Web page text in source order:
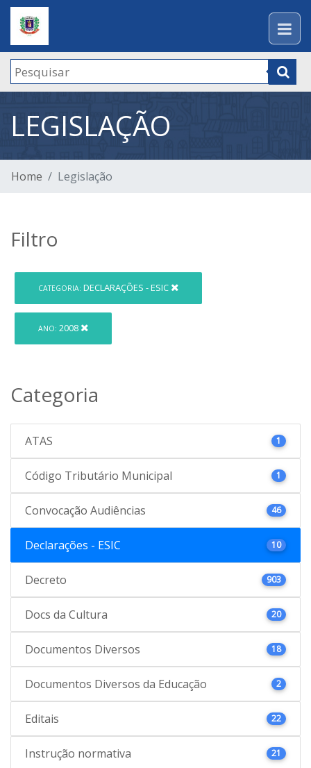
LEGISLAÇÃO
Home Legislação
Filtro
CATEGORIA: DECLARAÇÕES - ESIC
ANO: 2008
Categoria
ATAS 1
Código Tributário Municipal 1
Convocação Audiências 46
Declarações - ESIC 10
Decreto 903
Docs da Cultura 20
Documentos Diversos 18
Documentos Diversos da Educação 2
Editais 22
Instrução normativa 21